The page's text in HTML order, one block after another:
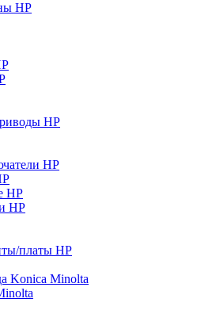
HP
HP
HP
HP
HP
платы HP
Konica Minolta